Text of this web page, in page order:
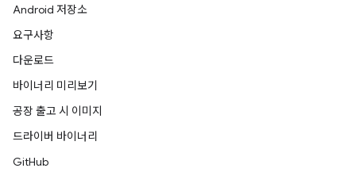
Android 저장소
요구사항
다운로드
바이너리 미리보기
공장 출고 시 이미지
드라이버 바이너리
GitHub